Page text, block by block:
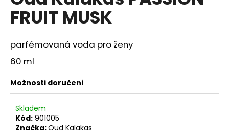
5,0
hvězdiček.
FRUIT MUSK
parfémovaná voda pro ženy
60 ml
Možnosti doručení
Skladem
Kód: 901005
Značka:Oud Kalakas
a
j
í
t
?